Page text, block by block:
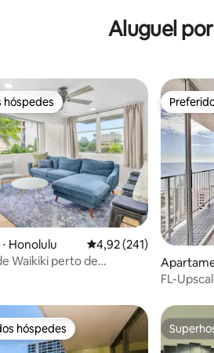
Aluguel
hóspedes
hóspedes
Honolulu 4,92 de uma avaliação
4,92 (241)
Waikiki perto de
FL-
preferidos dos hóspedes
hóspedes